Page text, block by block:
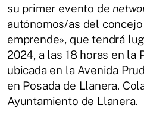
su primer evento de
autónomos/as del
emprende», que tendrá
2024, a las 18 horas en la
ubicada en la Avenida
en Posada de Llanera.
Ayuntamiento de Llanera.